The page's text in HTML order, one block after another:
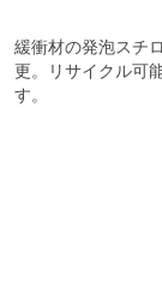
緩衝材の発泡スチ
更。リサイクル可
す。